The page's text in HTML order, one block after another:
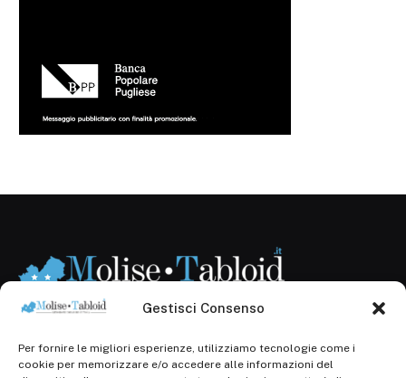
Gestisci Consenso
Per fornire le migliori esperienze, utilizziamo tecnologie come i
cookie per memorizzare e/o accedere alle informazioni del
Registr. presso il Tribunale di Campobasso: 3/2013 del